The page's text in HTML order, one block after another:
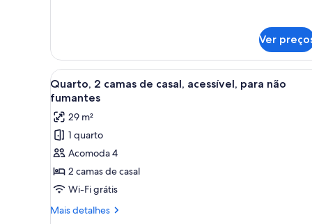
cama
de
casal,
para
não
fumantes
Ver
Carrega
todas
as
fotos
de
Quarto,
2
camas
de
Quarto de hotel com duas
6
Quarto, 2 camas de casal, acessível, para não
fumantes
29 m²
1 quarto
Acomoda 4
2 camas de casal
Wi-Fi grátis
Mais detalhes
Mais